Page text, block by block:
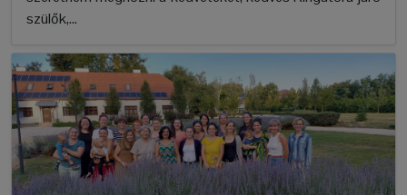
szülők,...